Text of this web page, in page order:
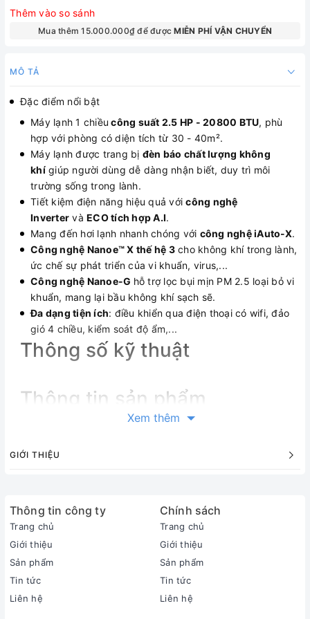
Thêm vào so sánh
Mua thêm 15.000.000₫ để đượcMIỄN PHÍ VẬN CHUYỂN
MÔ TẢ
Đặc điểm nổi bật
Máy lạnh 1 chiều công suất 2.5 HP - 20800 BTU, phù
hợp với phòng có diện tích từ 30 - 40m².
Máy lạnh được trang bị đèn báo chất lượng không
khí giúp người dùng dễ dàng nhận biết, duy trì môi
trường sống trong lành.
Tiết kiệm điện năng hiệu quả vớicông nghệ
Inverter và ECO tích hợp A.I.
Mang đến hơi lạnh nhanh chóng với công nghệ iAuto-X.
Công nghệ Nanoe™ X thế hệ 3cho không khí trong lành,
ức chế sự phát triển của vi khuẩn, virus,...
Công nghệ Nanoe-G hỗ trợ lọc bụi mịn PM 2.5 loại bỏ vi
khuẩn, mang lại bầu không khí sạch sẽ.
Đa dạng tiện ích: điều khiển qua điện thoại có wifi, đảo
gió 4 chiều, kiểm soát độ ẩm,...
Thông số kỹ thuật
Thông tin sản phẩm
Xem thêm
GIỚI THIỆU
Thông tin công ty
Trang chủ
Giới thiệu
Sản phẩm
Tin tức
Liên hệ
Chính sách
Trang chủ
Giới thiệu
Sản phẩm
Tin tức
Liên hệ